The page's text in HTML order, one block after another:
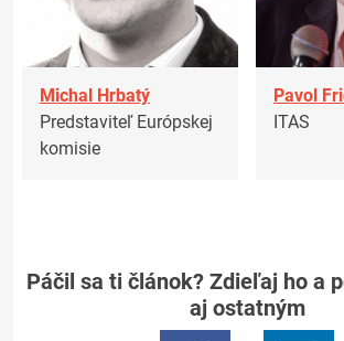
Michal Hrbatý
Predstaviteľ Európskej
komisie
Pavol
ITAS
Páčil sa ti článok? Zdieľaj ho a
aj ostatným